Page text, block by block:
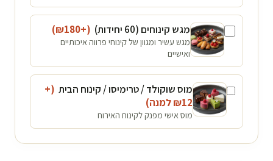
מגש קינוחים (60 יחידות) (+₪
180
)
מגש עשיר ומגוון של קינוחי פרווה איכותיים
ואישיים
מוס שוקולד / טרימיסו / קינוח הבית (+
₪12 למנה)
מוס אישי מפנק לקינוח האירוח